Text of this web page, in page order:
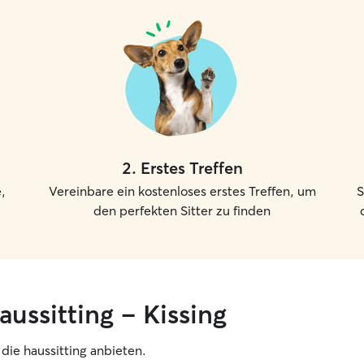
2. Erstes Treffen
Vereinbare ein kostenloses erstes Treffen, um
den perfekten Sitter zu finden
– Kissing
haussitting anbieten.